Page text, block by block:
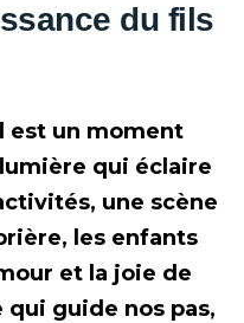
du fils
est un moment
qui éclaire
une scène
les enfants
et la joie de
qui guide nos pas,